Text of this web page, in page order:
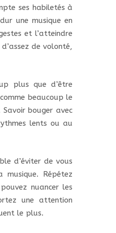
ses habiletés à
une musique en
et l’atteindre
de volonté,
plus que d’être
beaucoup le
bouger avec
lents ou au
d’éviter de vous
Répétez
nuancer les
une attention
le plus.